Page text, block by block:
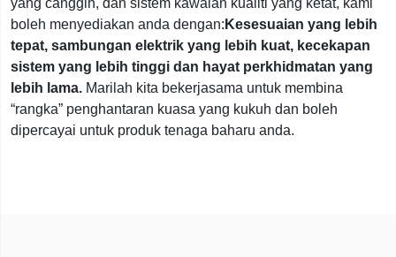
yang canggih, dan sistem kawalan kualiti yang ketat, kami
boleh menyediakan anda dengan: Kesesuaian yang lebih
tepat, sambungan elektrik yang lebih kuat, kecekapan
sistem yang lebih tinggi dan hayat perkhidmatan yang
lebih lama. Marilah kita bekerjasama untuk membina
“rangka” penghantaran kuasa yang kukuh dan boleh
dipercayai untuk produk tenaga baharu anda.